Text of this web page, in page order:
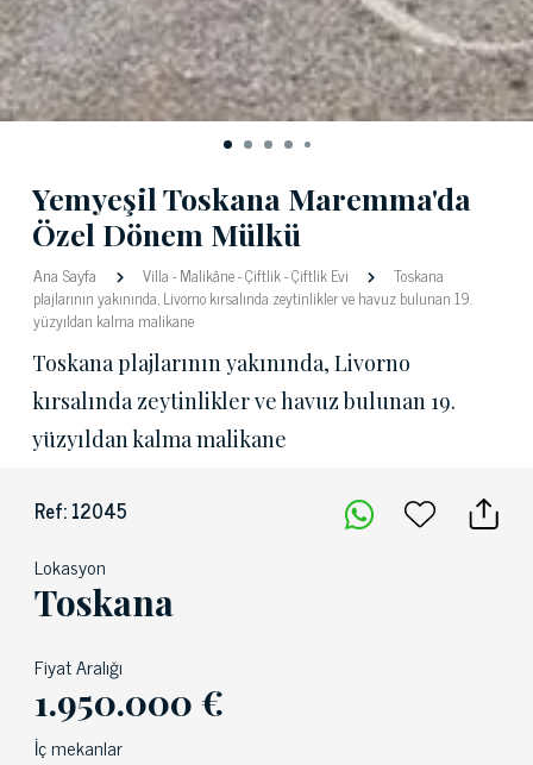
Yemyeşil Toskana Maremma'da
Özel Dönem Mülkü
Ana Sayfa Villa-Malikâne-Çiftlik-Çiftlik Evi
Toskana
plajlarının yakınında, Livorno kırsalında zeytinlikler ve havuz bulunan 19.
yüzyıldan kalma malikane
Toskana plajlarının yakınında, Livorno
kırsalında zeytinlikler ve havuz bulunan 19.
yüzyıldan kalma malikane
Ref: 12045
Lokasyon
Toskana
Fiyat Aralığı
1.950.000 €
İç mekanlar